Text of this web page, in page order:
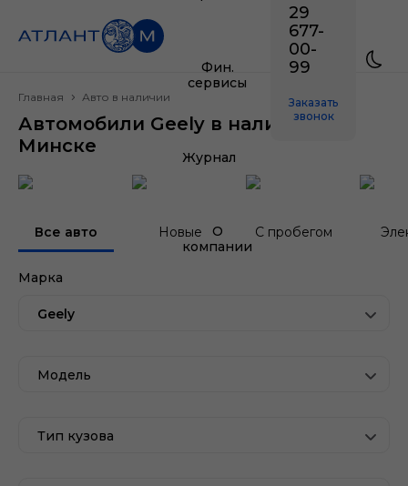
Фин.
сервисы
Журнал
О
компании
29
677-
00-
99
Заказать
звонок
Главная Авто в наличии
Автомобили Geely в наличии в
Минске
Все авто Новые С пробегом
Марка
Geely
Модель
Тип кузова